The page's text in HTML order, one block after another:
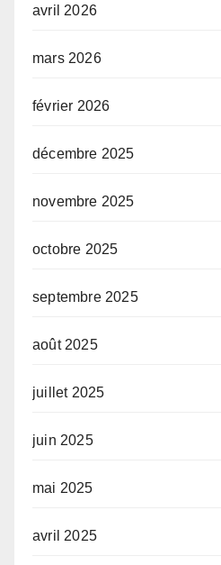
avril 2026
mars 2026
février 2026
décembre 2025
novembre 2025
octobre 2025
septembre 2025
août 2025
juillet 2025
juin 2025
mai 2025
avril 2025